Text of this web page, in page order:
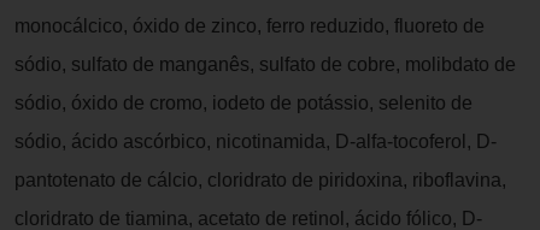
monocálcico, óxido de zinco, ferro reduzido, fluoreto de
sódio, sulfato de manganês, sulfato de cobre, molibdato de
sódio, óxido de cromo, iodeto de potássio, selenito de
sódio, ácido ascórbico, nicotinamida, D-alfa-tocoferol, D-
pantotenato de cálcio, cloridrato de piridoxina, riboflavina,
cloridrato de tiamina, acetato de retinol, ácido fólico, D-